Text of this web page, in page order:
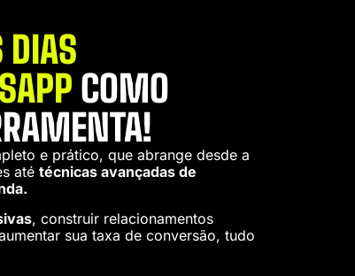
DIAS
COMO
e prático, que abrange desde a
até técnicas avançadas de
, construir relacionamentos
sua taxa de conversão, tudo